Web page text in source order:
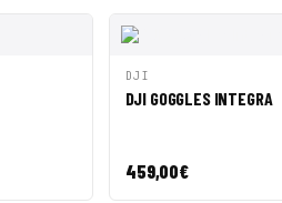
VISTA RÁPIDA
DJI
DJI GOGGLES INTEGRA
459,00€